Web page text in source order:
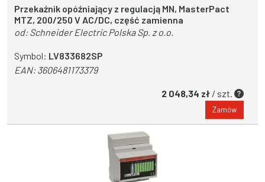
Przekaźnik opóźniający z regulacją MN, MasterPact
MTZ, 200/250 V AC/DC, część zamienna
od:Schneider Electric Polska Sp. z o.o.
Symbol: LV833682SP
EAN:3606481173379
2 048,34 zł / szt.
Zamów